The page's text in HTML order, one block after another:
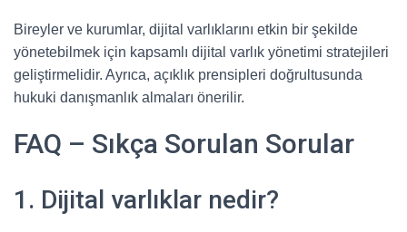
Bireyler ve kurumlar, dijital varlıklarını etkin bir şekilde
yönetebilmek için kapsamlı dijital varlık yönetimi stratejileri
geliştirmelidir. Ayrıca, açıklık prensipleri doğrultusunda
hukuki danışmanlık almaları önerilir.
FAQ – Sıkça Sorulan Sorular
1. Dijital varlıklar nedir?